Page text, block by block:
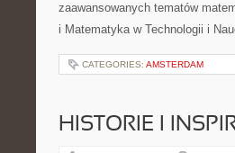
zaawansowanych tematów
i Matematyka w Technologii i
CATEGORIES: AMSTERDAM
HISTORIE I